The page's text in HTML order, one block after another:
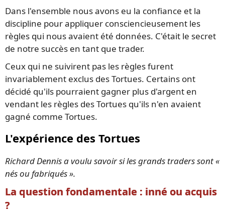
Dans l'ensemble nous avons eu la confiance et la
discipline pour appliquer consciencieusement les
règles qui nous avaient été données. C'était le secret
de notre succès en tant que trader.
Ceux qui ne suivirent pas les règles furent
invariablement exclus des Tortues. Certains ont
décidé qu'ils pourraient gagner plus d'argent en
vendant les règles des Tortues qu'ils n'en avaient
gagné comme Tortues.
L'expérience des Tortues
Richard Dennis a voulu savoir si les grands traders sont «
nés ou fabriqués ».
La question fondamentale : inné ou acquis
?